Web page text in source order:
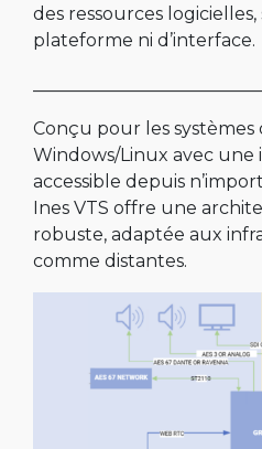
des ressources
plateforme ni d’interface.
Conçu pour les systèmes
Windows/Linux avec une
accessible depuis
Ines VTS offre une
robuste, adaptée aux
comme distantes.